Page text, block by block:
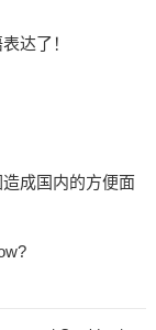
达了！
成国内的方便面